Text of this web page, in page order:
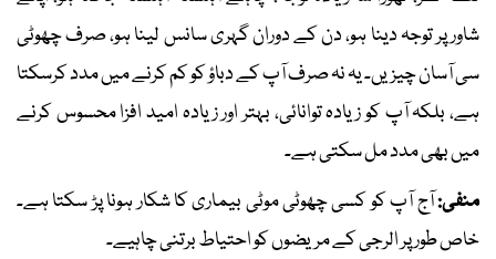
شاور پر توجہ دینا ہو، دن کے دوران گہری سانس لینا ہو، صرف چھوٹی
سی آسان چیزیں۔ یہ نہ صرف آپ کے دباؤ کو کم کرنے میں مدد کرسکتا
ہے، بلکہ آپ کو زیادہ توانائی، بہتر اور زیادہ امید افزا محسوس کرنے
میں بھی مدد مل سکتی ہے۔
منفی:آج آپ کو کسی چھوٹی موٹی بیماری کا شکار ہونا پڑ سکتا ہے۔
خاص طور پر الرجی کے مریضوں کو احتیاط برتنی چاہیے۔